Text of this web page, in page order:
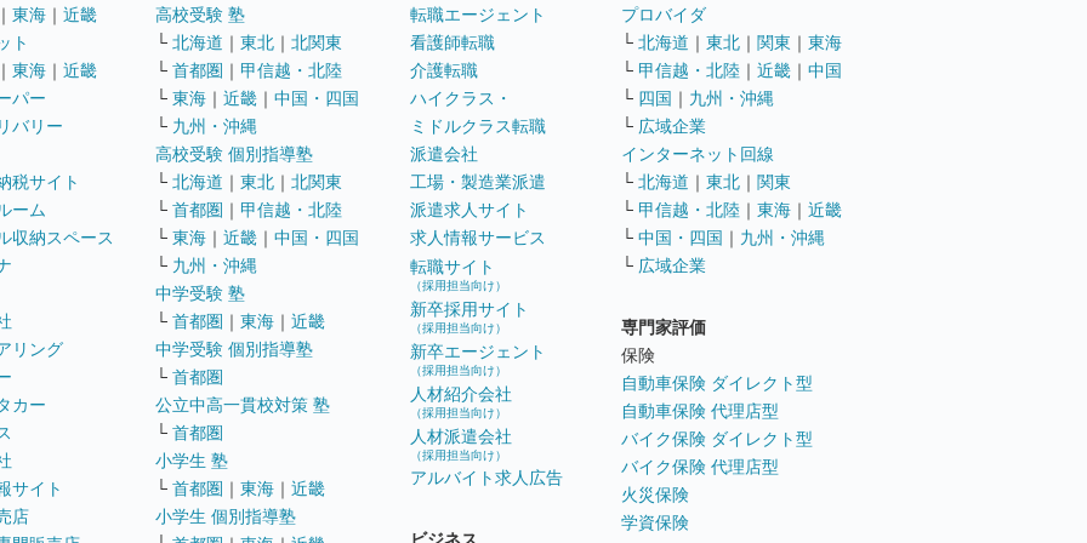
東海 ｜ 近畿
ト
東海 ｜ 近畿
パー
バリー
税サイト
ーム
収納スペース
リング
カー
サイト
店
高校受験 塾
└ 北海道 ｜ 東北 ｜ 北関東
└ 首都圏 ｜ 甲信越・北陸
└ 東海 ｜ 近畿 ｜ 中国・四国
└ 九州・沖縄
高校受験 個別指導塾
└ 北海道 ｜ 東北 ｜ 北関東
└ 首都圏 ｜ 甲信越・北陸
└ 東海 ｜ 近畿 ｜ 中国・四国
└ 九州・沖縄
中学受験 塾
└ 首都圏 ｜ 東海 ｜ 近畿
中学受験 個別指導塾
└ 首都圏
公立中高一貫校対策 塾
└ 首都圏
小学生 塾
└ 首都圏 ｜ 東海 ｜ 近畿
小学生 個別指導塾
転職エージェント
看護師転職
介護転職
ハイクラス・
ミドルクラス転職
派遣会社
工場・製造業派遣
派遣求人サイト
求人情報サービス
転職サイト
（採用担当向け）
新卒採用サイト
（採用担当向け）
新卒エージェント
（採用担当向け）
人材紹介会社
（採用担当向け）
人材派遣会社
（採用担当向け）
アルバイト求人広告
プロバイダ
└ 北海道 ｜ 東北 ｜ 関東 ｜ 東海
└ 甲信越・北陸 ｜ 近畿 ｜ 中国
└ 四国 ｜ 九州・沖縄
└ 広域企業
インターネット回線
└ 北海道 ｜ 東北 ｜ 関東
└ 甲信越・北陸 ｜ 東海 ｜ 近畿
└ 中国・四国 ｜ 九州・沖縄
└ 広域企業
専門家評価
保険
自動車保険 ダイレクト型
自動車保険 代理店型
バイク保険 ダイレクト型
バイク保険 代理店型
火災保険
学資保険